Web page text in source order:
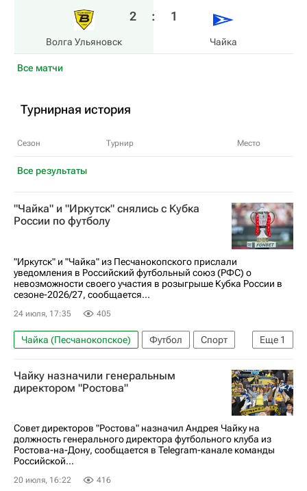
Все матчи
Волга Ульяновск
2 : 1
Чайка
Турнирная история
Сезон Турнир Место
Все результаты
"Чайка" и "Иркутск" снялись с Кубка
России по футболу
"Иркутск" и "Чайка" из Песчанокопского прислали
уведомления в Российский футбольный союз (РФС) о
невозможности своего участия в розыгрыше Кубка России в
сезоне-2026/27, сообщается...
24 июля, 17:35 405
Еще 1
Чайка (Песчанокопское) Футбол
Спорт
РПЛ 2026-2027 (Чемпионат России по футболу)
Чайку назначили генеральным
директором "Ростова"
Совет директоров "Ростова" назначил Андрея Чайку на
должность генерального директора футбольного клуба из
Ростова-на-Дону, сообщается в Telegram-канале команды
Российской...
20 июля, 16:22 416